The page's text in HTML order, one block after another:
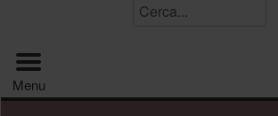
Menu principale
Menu